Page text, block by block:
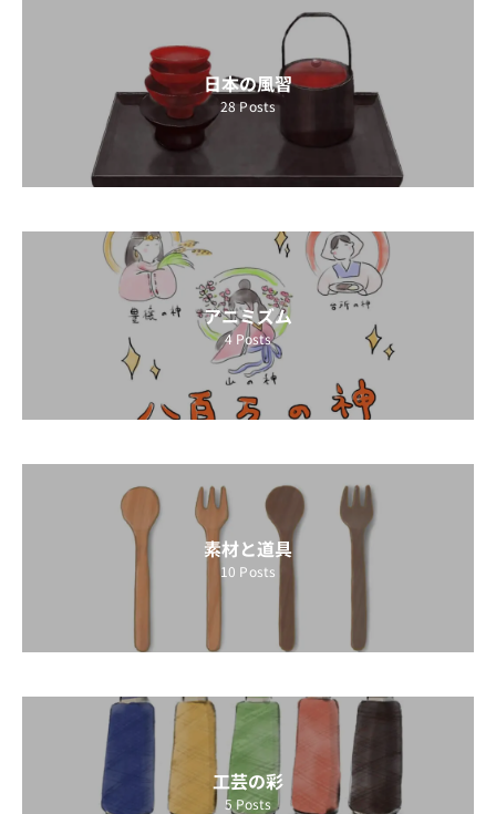
日本の風習
28Posts
アニミズム
4 Posts
素材と道具
10 Posts
工芸の彩
5 Posts